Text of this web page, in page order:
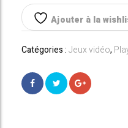
Édition
Standard
God
War
Ajouter à la
Catégories :Jeux vidéo,